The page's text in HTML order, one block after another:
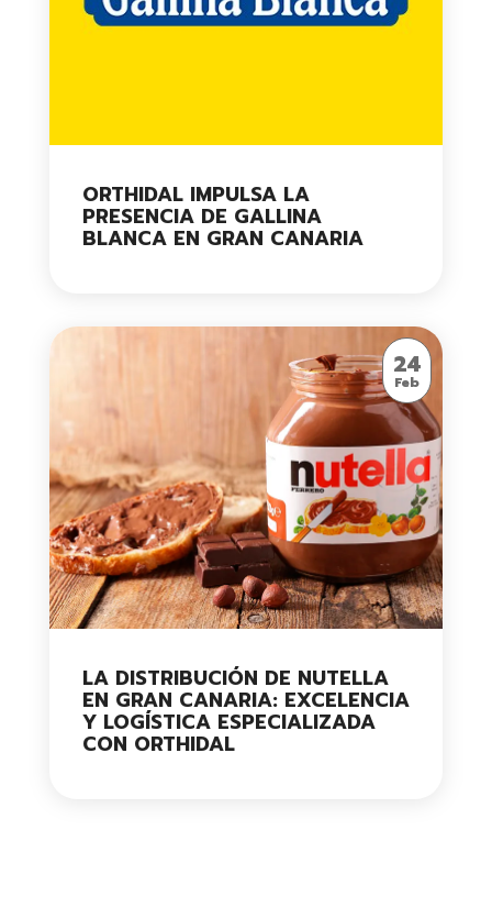
ORTHIDAL IMPULSA LA
PRESENCIA DE GALLINA
BLANCA EN GRAN CANARIA
24
Feb
LA DISTRIBUCIÓN DE NUTELLA
EN GRAN CANARIA: EXCELENCIA
Y LOGÍSTICA ESPECIALIZADA
CON ORTHIDAL